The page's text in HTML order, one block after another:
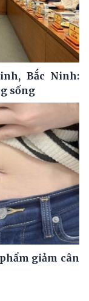
Bắc Ninh:
sống
giảm cân